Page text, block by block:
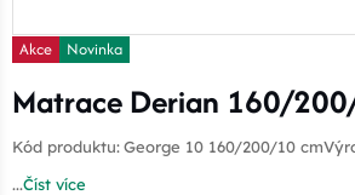
Akce Novinka
Matrace Derian 160/
Kód produktu:George 10 160/200/10 cm
...Číst více